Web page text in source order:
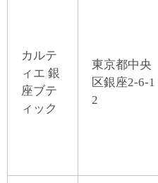
カルテ
ィエ 銀
座ブテ
ィック
東京都中央
区銀座2-6-1
2